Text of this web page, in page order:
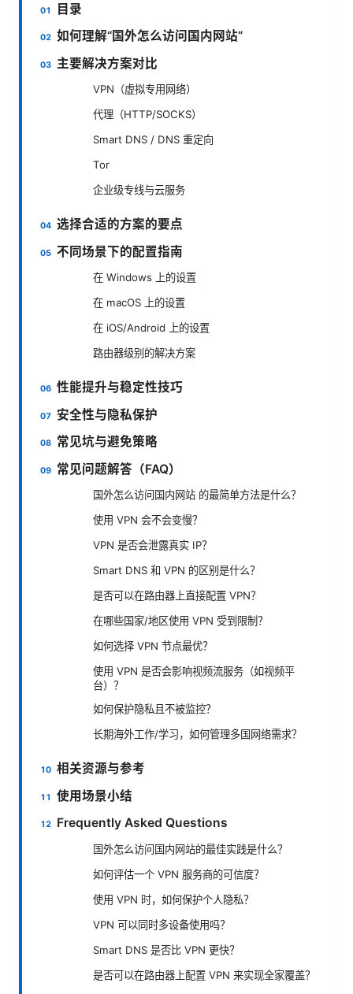
目录
如何理解“国外怎么访问国内网站”
主要解决方案对比
VPN（虚拟专用网络）
代理（HTTP/SOCKS）
Smart DNS / DNS 重定向
Tor
企业级专线与云服务
选择合适的方案的要点
不同场景下的配置指南
在 Windows 上的设置
在 macOS 上的设置
在 iOS/Android 上的设置
路由器级别的解决方案
性能提升与稳定性技巧
安全性与隐私保护
常见坑与避免策略
常见问题解答（FAQ）
国外怎么访问国内网站 的最简单方法是什么？
使用 VPN 会不会变慢？
VPN 是否会泄露真实 IP？
Smart DNS 和 VPN 的区别是什么？
是否可以在路由器上直接配置 VPN？
在哪些国家/地区使用 VPN 受到限制？
如何选择 VPN 节点最优？
使用 VPN 是否会影响视频流服务（如视频平
台）？
如何保护隐私且不被监控？
长期海外工作/学习，如何管理多国网络需求？
相关资源与参考
使用场景小结
Frequently Asked Questions
国外怎么访问国内网站的最佳实践是什么？
如何评估一个 VPN 服务商的可信度？
使用 VPN 时，如何保护个人隐私？
VPN 可以同时多设备使用吗？
Smart DNS 是否比 VPN 更快？
是否可以在路由器上配置 VPN 来实现全家覆盖？